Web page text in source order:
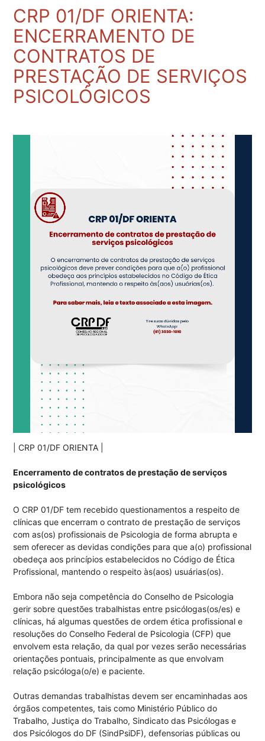
CRP 01/DF ORIENTA:
ENCERRAMENTO DE
CONTRATOS DE
PRESTAÇÃO DE SERVIÇOS
PSICOLÓGICOS
| CRP 01/DF ORIENTA |
Encerramento de contratos de prestação de serviços
psicológicos
O CRP 01/DF tem recebido questionamentos a respeito de
clínicas que encerram o contrato de prestação de serviços
com as(os) profissionais de Psicologia de forma abrupta e
sem oferecer as devidas condições para que a(o) profissional
obedeça aos princípios estabelecidos no Código de Ética
Profissional, mantendo o respeito às(aos) usuárias(os).
Embora não seja competência do Conselho de Psicologia
gerir sobre questões trabalhistas entre psicólogas(os/es) e
clínicas, há algumas questões de ordem ética profissional e
resoluções do Conselho Federal de Psicologia (CFP) que
envolvem esta relação, da qual por vezes serão necessárias
orientações pontuais, principalmente as que envolvam
relação psicóloga(o/e) e paciente.
Outras demandas trabalhistas devem ser encaminhadas aos
órgãos competentes, tais como Ministério Público do
Trabalho, Justiça do Trabalho, Sindicato das Psicólogas e
dos Psicólogos do DF (SindPsiDF), defensorias públicas ou